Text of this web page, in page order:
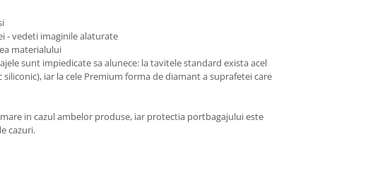
- vedeti imaginile alaturate
materialului
sunt impiedicate sa alunece: la tavitele standard exista acel
iar la cele Premium forma de diamant a suprafetei care
in cazul ambelor produse, iar protectia portbagajului este
cazuri.